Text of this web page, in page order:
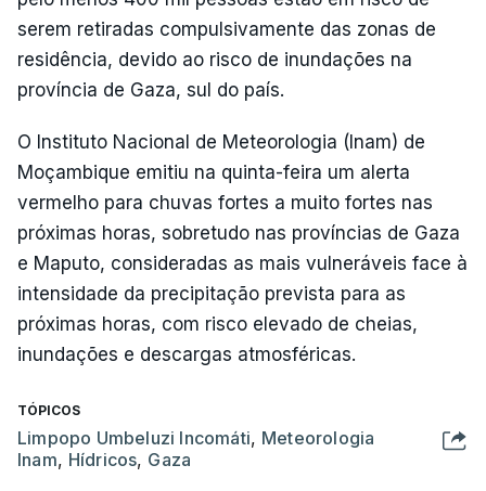
serem retiradas compulsivamente das zonas de
residência, devido ao risco de inundações na
província de Gaza, sul do país.
O Instituto Nacional de Meteorologia (Inam) de
Moçambique emitiu na quinta-feira um alerta
vermelho para chuvas fortes a muito fortes nas
próximas horas, sobretudo nas províncias de Gaza
e Maputo, consideradas as mais vulneráveis face à
intensidade da precipitação prevista para as
próximas horas, com risco elevado de cheias,
inundações e descargas atmosféricas.
TÓPICOS
Limpopo Umbeluzi Incomáti, Meteorologia
Inam, Hídricos, Gaza